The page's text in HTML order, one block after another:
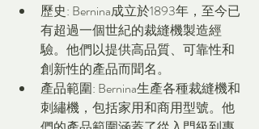
歷史: Bernina成立於1893年，至今已
有超過一個世紀的裁縫機製造經
驗。他們以提供高品質、可靠性和
創新性的產品而聞名。
產品範圍: Bernina生產各種裁縫機和
刺繡機，包括家用和商用型號。他